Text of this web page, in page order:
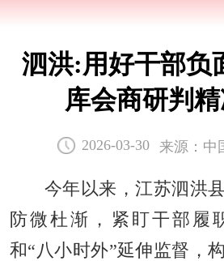
泗洪:用好干部负
库会商研判
2026-03-30 来源：中
今年以来，江苏泗洪
防微杜渐，紧盯干部履
和“八小时外”延伸监督，